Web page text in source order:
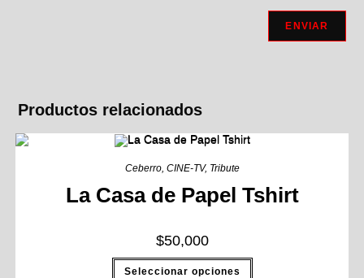
Productos relacionados
Ceberro, CINE-TV, Tribute
La Casa de Papel Tshirt
$50,000
Seleccionar opciones